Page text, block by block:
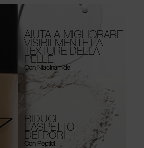
AIUTA A MIGLIORARE
VISIBILMENTE LA
TEXTURE DELLA
PELLE
Con Niacinamide
RIDUCE
L’ASPETTO
DEI PORI
Con Peptidi